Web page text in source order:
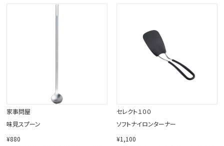
家事問屋
味見スプーン
¥880
セレクト１００
ソフトナイロンターナー
¥1,100